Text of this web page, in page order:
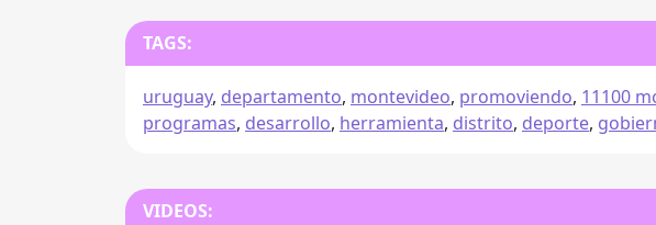
TAGS:
uruguay, departamento, montevideo, promoviendo, 11100
programas, desarrollo, herramienta, distrito, deporte,
VIDEOS: